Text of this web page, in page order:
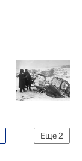
Еще2